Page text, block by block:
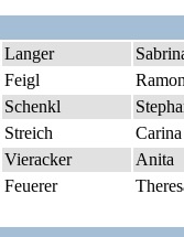
Langer
Feigl
Schenkl
Streich
Carina
Vieracker
Anita
Feuerer